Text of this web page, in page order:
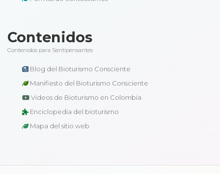
Contenidos
Contenidos para Sentipensantes
Blog del Bioturismo Consciente
Manifiesto del Bioturismo Consciente
Videos de Bioturismo en Colombia
Enciclopedia del bioturismo
Mapa del sitio web